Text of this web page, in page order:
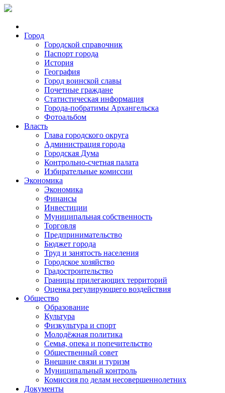
Город
Городской справочник
Паспорт города
История
География
Город воинской славы
Почетные граждане
Статистическая информация
Города-побратимы Архангельска
Фотоальбом
Власть
Глава городского округа
Администрация города
Городская Дума
Контрольно-счетная палата
Избирательные комиссии
Экономика
Экономика
Финансы
Инвестиции
Муниципальная собственность
Торговля
Предпринимательство
Бюджет города
Труд и занятость населения
Городское хозяйство
Градостроительство
Границы прилегающих территорий
Оценка регулирующего воздействия
Общество
Образование
Культура
Физкультура и спорт
Молодёжная политика
Семья, опека и попечительство
Общественный совет
Внешние связи и туризм
Муниципальный контроль
Комиссия по делам несовершеннолетних
Документы